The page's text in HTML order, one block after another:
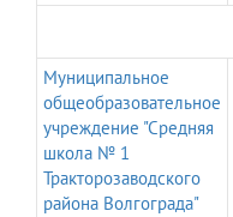
Муниципальное
общеобразовательное
учреждение "Средняя
школа № 1
Тракторозаводского
района Волгограда"